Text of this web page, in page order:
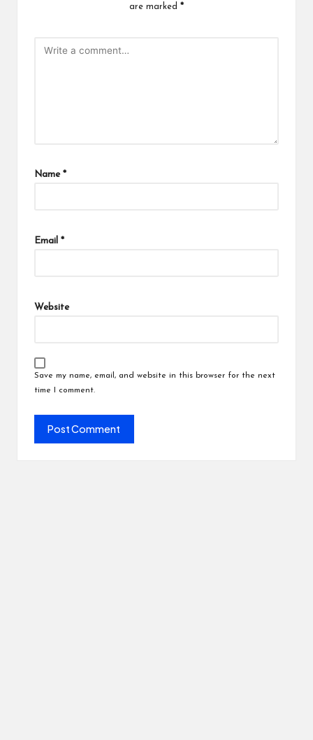
are marked *
Name *
Email *
Website
Save my name, email, and website in this browser for the next
time I comment.